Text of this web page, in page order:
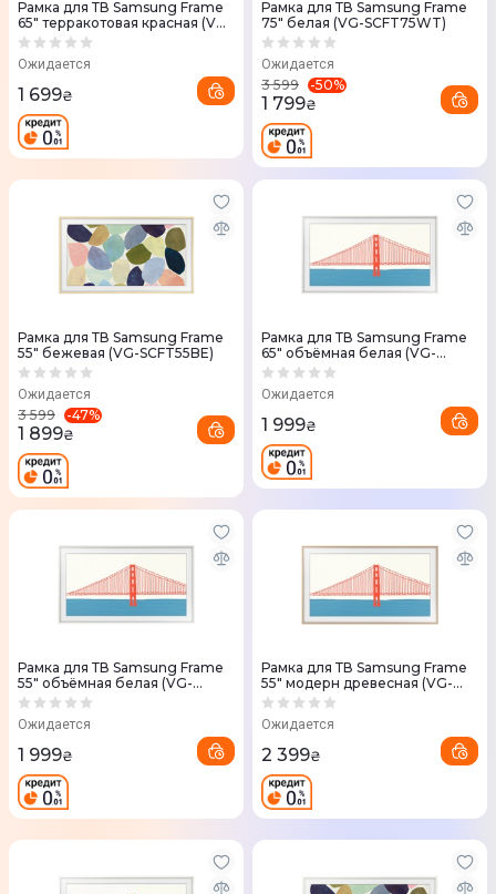
Рамка для ТВ Samsung Frame
65" терракотовая красная (VG-
SCFA65TRCRU)
Ожидается
1 699₴
Рамка для ТВ Samsung Frame
75" белая (VG-SCFT75WT)
Ожидается
3 599 -50%
1 799₴
Рамка для ТВ Samsung Frame
55" бежевая (VG-SCFT55BE)
Ожидается
3 599 -47%
1 899₴
Рамка для ТВ Samsung Frame
65" объёмная белая (VG-
SCFA65WTCRU)
Ожидается
1 999₴
Рамка для ТВ Samsung Frame
55" объёмная белая (VG-
SCFA55WTCRU)
Ожидается
1 999₴
Рамка для ТВ Samsung Frame
55" модерн древесная (VG-
SCFA55TKBRU)
Ожидается
2 399₴